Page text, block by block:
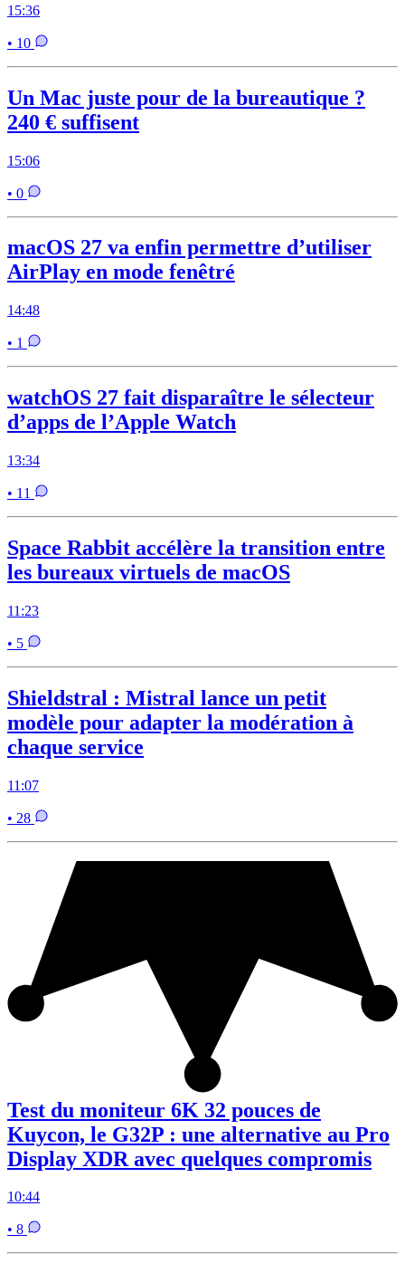
15:36
• 10
Un Mac juste pour de la bureautique ?
240 € suffisent
15:06
• 0
macOS 27 va enfin permettre d’utiliser
AirPlay en mode fenêtré
14:48
• 1
watchOS 27 fait disparaître le sélecteur
d’apps de l’Apple Watch
13:34
• 11
Space Rabbit accélère la transition entre
les bureaux virtuels de macOS
11:23
• 5
Shieldstral : Mistral lance un petit
modèle pour adapter la modération à
chaque service
11:07
• 28
Test du moniteur 6K 32 pouces de
Kuycon, le G32P : une alternative au Pro
Display XDR avec quelques compromis
10:44
• 8